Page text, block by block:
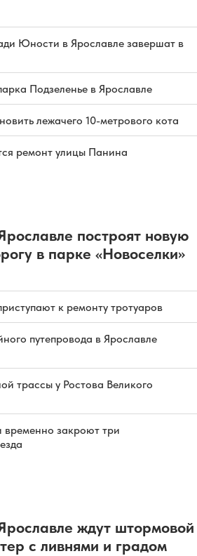
Юности в Ярославле завершат в
Подзеленье в Ярославле
лежачего 10-метрового кота
ремонт улицы Панина
построят новую
в парке «Новоселки»
к ремонту тротуаров
путепровода в Ярославле
трассы у Ростова Великого
временно закроют три
ждут штормовой
с ливнями и градом